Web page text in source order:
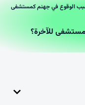
الوقوع في جهنم كمستشفى
للآخرة؟